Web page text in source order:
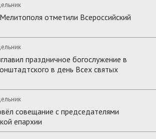
отметили Всероссийский
праздничное богослужение в
в день Всех святых
совещание с председателями
епархии